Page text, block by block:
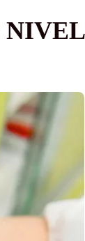
NIVEL